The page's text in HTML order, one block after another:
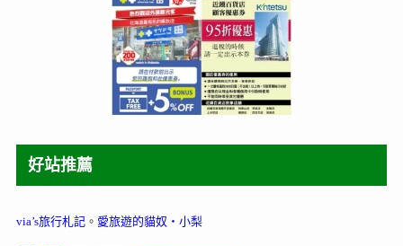
好站推薦
via’s旅行札記。 愛旅遊的貓奴‧小梨